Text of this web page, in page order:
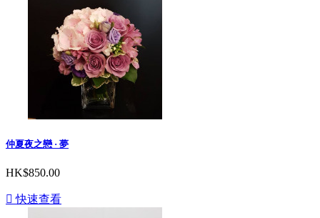
仲夏夜之戀 · 夢
HK$850.00
 快速查看